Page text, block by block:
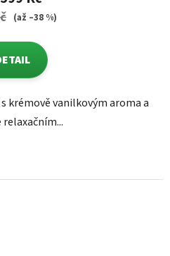
(až –38 %)
krémově vanilkovým aroma a